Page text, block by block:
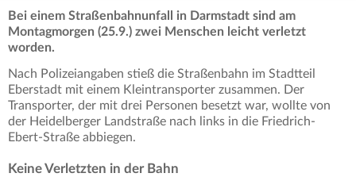
Bei einem Straßenbahnunfall in Darmstadt sind am
Montagmorgen (25.9.) zwei Menschen leicht verletzt
worden.
Nach Polizeiangaben stieß die Straßenbahn im Stadtteil
Eberstadt mit einem Kleintransporter zusammen. Der
Transporter, der mit drei Personen besetzt war, wollte von
der Heidelberger Landstraße nach links in die Friedrich-
Ebert-Straße abbiegen.
Keine Verletzten in der Bahn